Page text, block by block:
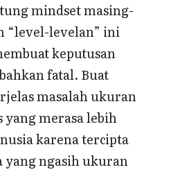
mindset masing-
“level-levelan” ini
keputusan
fatal. Buat
masalah ukuran
merasa lebih
karena tercipta
yang ngasih ukuran